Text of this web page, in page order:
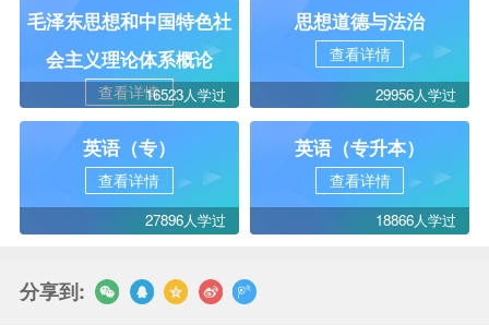
毛泽东思想和中国特色社
会主义理论体系概论
查看详情16523人学过
思想道德与法治
查看详情
29956人学过
英语（专）
查看详情
27896人学过
英语（专升本）
查看详情
18866人学过
分享到: